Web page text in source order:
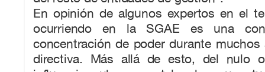
En opinión de algunos expertos en el
ocurriendo en la SGAE es una
concentración de poder durante
directiva. Más allá de esto, del nulo